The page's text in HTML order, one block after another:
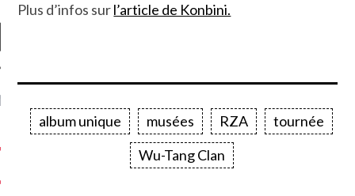
CRITIQUES
7.6
DUDE’S REV...
5.4
Plus d’infos surl’article de Konbini.
album unique musées RZA
tournée
Wu-Tang Clan